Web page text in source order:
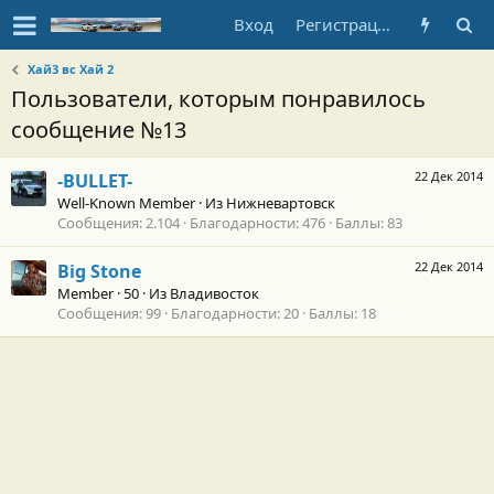
Вход Регистрация
Хай3 вс Хай 2
Пользователи, которым понравилось
сообщение №13
22 Дек 2014
-BULLET-
Well-Known Member · Из Нижневартовск
Сообщения 2.104 Благодарности 476 Баллы 83
22 Дек 2014
Big Stone
Member ·50 · Из Владивосток
Сообщения 99 Благодарности 20 Баллы 18